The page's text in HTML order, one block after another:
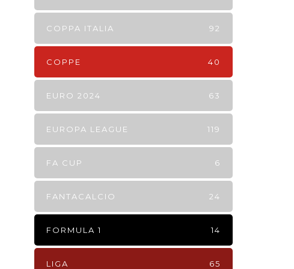
COPPA ITALIA 92
COPPE 40
EURO 2024 63
EUROPA LEAGUE 119
FA CUP 6
FANTACALCIO 24
FORMULA 1 14
LIGA 65